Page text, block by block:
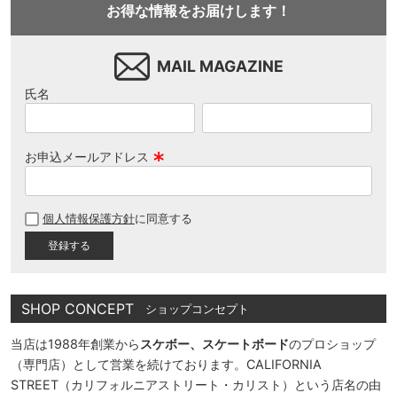
お得な情報をお届けします！
MAIL MAGAZINE
氏名
お申込メールアドレス
須
個人情報保護方針に同意する
SHOP CONCEPT ショップコンセプト
当店は1988年創業から スケボー、スケートボードのプロショップ
（専門店）として営業を続けております。CALIFORNIA
STREET（カリフォルニアストリート・カリスト）という店名の由